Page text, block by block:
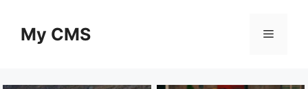
contentMy CMS Menu